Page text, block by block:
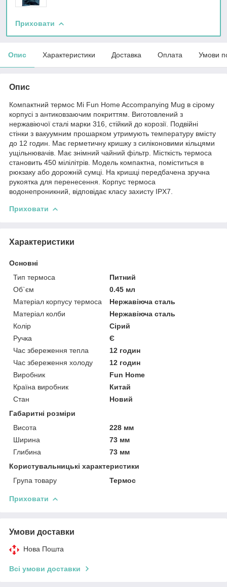
Приховати
Опис Характеристики Доставка Оплата Умови
Опис
Компактний термос Mi Fun Home Accompanying Mug в сірому
корпусі з антиковзаючим покриттям. Виготовлений з
нержавіючої сталі марки 316, стійкий до корозії. Подвійні
стінки з вакуумним прошарком утримують температуру вмісту
до 12 годин. Має герметичну кришку з силіконовими кільцями
ущільнювачів. Має знімний чайний фільтр. Місткість термоса
становить 450 мілілітрів. Модель компактна, поміститься в
рюкзаку або дорожній сумці. На кришці передбачена зручна
рукоятка для перенесення. Корпус термоса
водонепроникний, відповідає класу захисту IPX7.
Приховати
Характеристики
Основні
Тип термоса
Питний
Об`єм
0.45 мл
Матеріал корпусу термоса
Нержавіюча сталь
Матеріал колби
Нержавіюча сталь
Колір
Сірий
Ручка
Є
Час збереження тепла
12 годин
Час збереження холоду
12 годин
Виробник
Fun Home
Країна виробник
Китай
Стан
Новий
Габаритні розміри
Висота
228 мм
Ширина
73 мм
Глибина
73 мм
Користувальницькі характеристики
Група товару
Термос
Приховати
Умови доставки
Нова Пошта
Всі умови доставки